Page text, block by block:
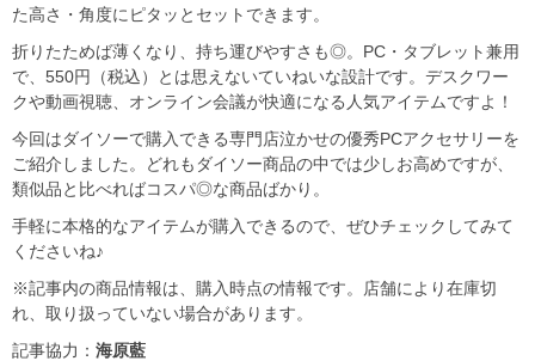
た高さ・角度にピタッとセットできます。
折りたためば薄くなり、持ち運びやすさも◎。PC・タブレット兼用
で、550円（税込）とは思えないていねいな設計です。デスクワー
クや動画視聴、オンライン会議が快適になる人気アイテムですよ！
今回はダイソーで購入できる専門店泣かせの優秀PCアクセサリーを
ご紹介しました。どれもダイソー商品の中では少しお高めですが、
類似品と比べればコスパ◎な商品ばかり。
手軽に本格的なアイテムが購入できるので、ぜひチェックしてみて
くださいね♪
※記事内の商品情報は、購入時点の情報です。店舗により在庫切
れ、取り扱っていない場合があります。
記事協力： 海原藍